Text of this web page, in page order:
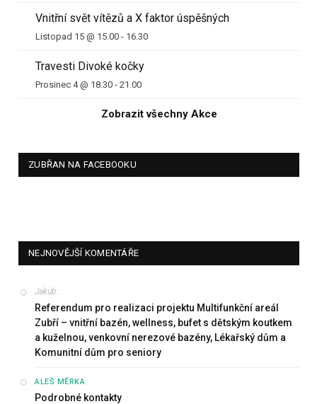
Vnitřní svět vítězů a X faktor úspěšných
Listopad 15 @ 15.00 - 16.30
Travesti Divoké kočky
Prosinec 4 @ 18.30 - 21.00
Zobrazit všechny Akce
ZUBŘAN NA FACEBOOKU
NEJNOVĚJŠÍ KOMENTÁŘE
Jakub:
Referendum pro realizaci projektu Multifunkční areál
Zubří – vnitřní bazén, wellness, bufet s dětským koutkem
a kuželnou, venkovní nerezové bazény, Lékařský dům a
Komunitní dům pro seniory
ALEŠ MĚRKA:
Podrobné kontakty